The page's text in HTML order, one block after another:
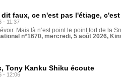
dit faux, ce n'est pas l'étiage,
- 11:37
Mais là n’est point le point fort de la
n°1670, mercredi, 5 août 2026,
Tony Kanku Shiku écoute
- 12:06